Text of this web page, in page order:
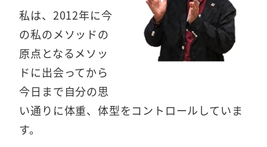
私は、2012年に今
の私のメソッドの
原点となるメソッ
ドに出会ってから
今日まで自分の思
い通りに体重、体型をコントロールしていま
す。